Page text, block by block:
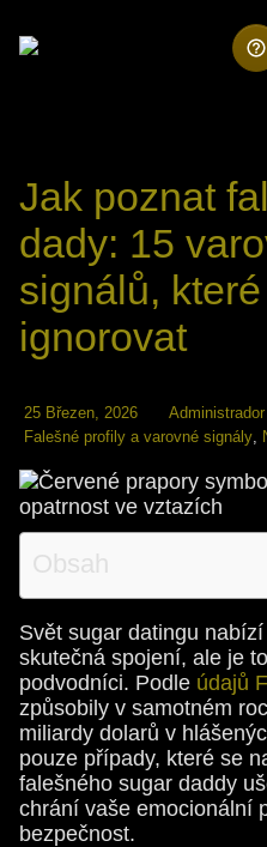
Jak poznat
dady: 15
signálů,
ignorovat
25 Březen, 2026
Administrador
Falešné profily a varovné signály,
Obsah
Svět sugar datingu
skutečná spojení, ale je
podvodníci. Podle údajů
způsobily v samotném
miliardy dolarů v
pouze případy, které se
falešného sugar daddy
chrání vaše emocionální
bezpečnost.